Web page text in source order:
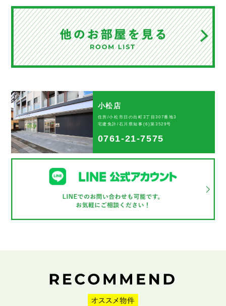
小松店
住所/小松市日の出町3丁目307番地3
宅建免許/石川県知事(6)第3529号
0761-21-7575